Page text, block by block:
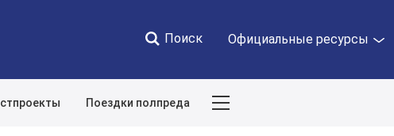
Поиск Официальные ресурсы
Поездки полпреда